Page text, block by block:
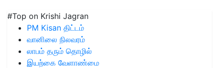
#Top on Krishi Jagran
PM Kisan திட்டம்
வானிலை நிலவரம்
லாபம் தரும் தொழில்
இயற்கை வேளாண்மை